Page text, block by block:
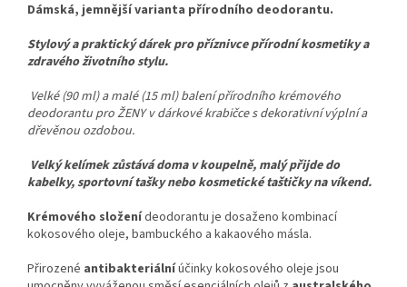
Dámská, jemnější varianta přírodního deodorantu.
Stylový a praktický dárek pro příznivce přírodní kosmetiky a
zdravého životního stylu.
Velké (90 ml) a malé (15 ml) balení přírodního krémového
deodorantu pro ŽENY v dárkové krabičce s dekorativní výplní a
dřevěnou ozdobou.
Velký kelímek zůstává doma v koupelně, malý přijde do
kabelky, sportovní tašky nebo kosmetické taštičky na víkend.
Krémového složenídeodorantu je dosaženo kombinací
kokosového oleje, bambuckého a kakaového másla.
Přirozené antibakteriálníúčinky kokosového oleje jsou